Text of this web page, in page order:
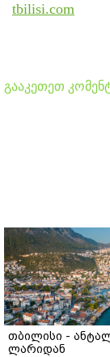
tbilisi.com
გააკეთეთ
თბილისი -
ლარიდან